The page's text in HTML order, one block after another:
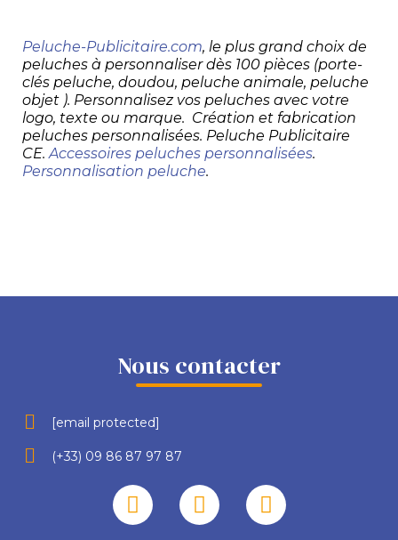
Peluche-Publicitaire.com, le plus grand choix de
peluches à personnaliser dès 100 pièces (porte-
clés peluche, doudou, peluche animale, peluche
objet ). Personnalisez vos peluches avec votre
logo, texte ou marque. Création et fabrication
peluches personnalisées. Peluche Publicitaire
CE. Accessoires peluches personnalisées.
Personnalisation peluche.
Nous contacter
[email protected]
(+33) 09 86 87 97 87